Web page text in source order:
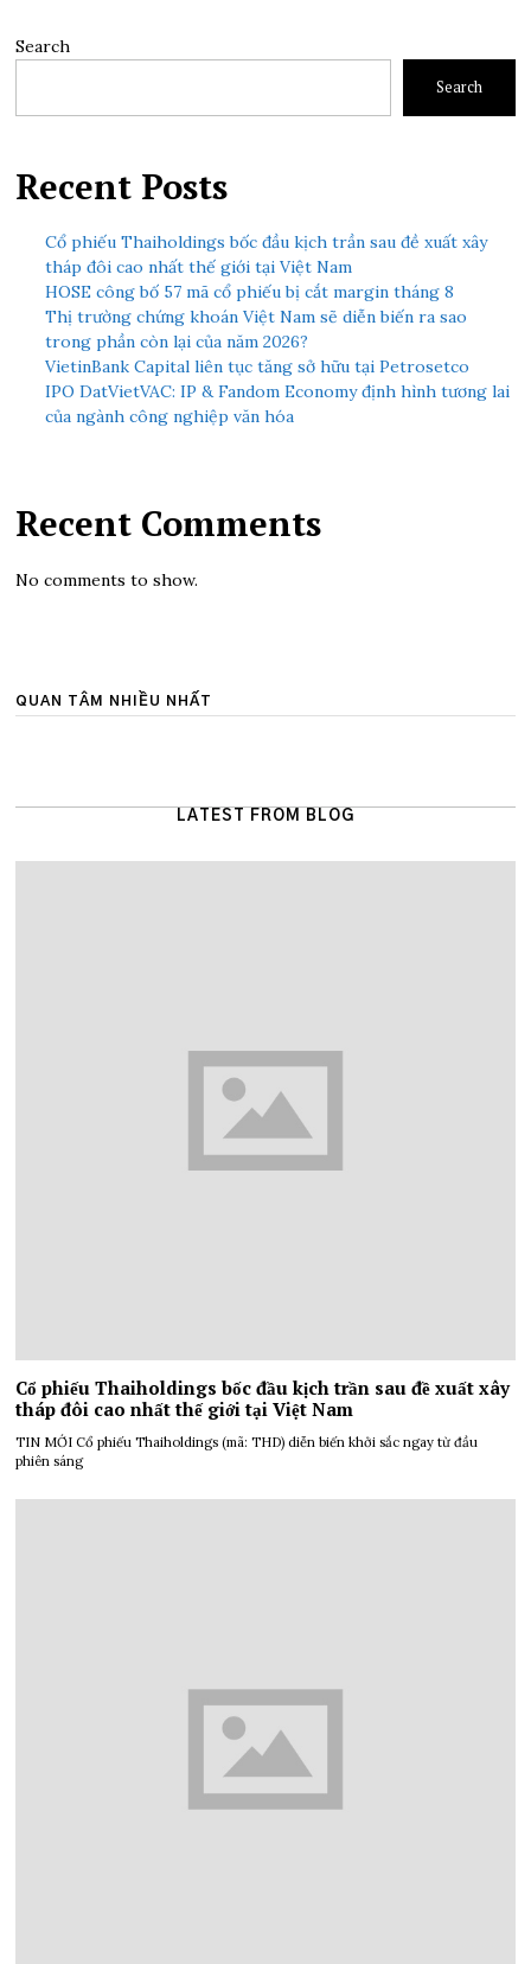
Search
Search
Recent Posts
Cổ phiếu Thaiholdings bốc đầu kịch trần sau đề xuất xây
tháp đôi cao nhất thế giới tại Việt Nam
HOSE công bố 57 mã cổ phiếu bị cắt margin tháng 8
Thị trường chứng khoán Việt Nam sẽ diễn biến ra sao
trong phần còn lại của năm 2026?
VietinBank Capital liên tục tăng sở hữu tại Petrosetco
IPO DatVietVAC: IP & Fandom Economy định hình tương lai
của ngành công nghiệp văn hóa
Recent Comments
No comments to show.
QUAN TÂM NHIỀU NHẤT
LATEST FROM BLOG
Cổ phiếu Thaiholdings bốc đầu kịch trần sau đề xuất xây
tháp đôi cao nhất thế giới tại Việt Nam
TIN MỚI Cổ phiếu Thaiholdings (mã: THD) diễn biến khởi sắc ngay từ đầu
phiên sáng